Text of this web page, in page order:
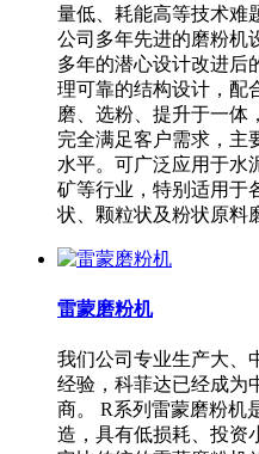
量低、耗能高等技术难
公司多年先进的磨粉机
多年的潜心设计改进后
理可靠的结构设计，配
磨、选粉、提升于一体
完全满足客户需求，主
水平。可广泛应用于水
矿等行业，特别适用于
状、颗粒状及粉状原料
雷蒙磨粉机
我们公司专业生产大、
经验，科菲达已经成为
商。 R系列雷蒙磨粉机
造，具有低损耗、投资